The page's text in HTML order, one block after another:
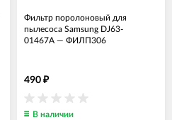
Фильтр поролоновый для
пылесоса Samsung DJ63-
01467A — ФИЛП306
490 ₽
В наличии